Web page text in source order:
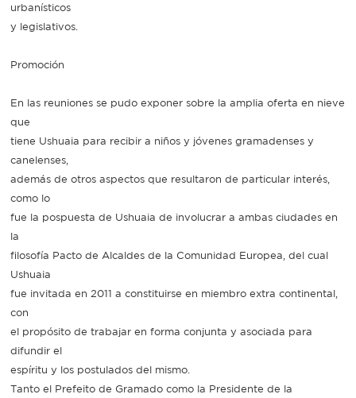
urbanísticos
y legislativos.
Promoción
En las reuniones se pudo exponer sobre la amplia oferta en nieve
que
tiene Ushuaia para recibir a niños y jóvenes gramadenses y
canelenses,
además de otros aspectos que resultaron de particular interés,
como lo
fue la pospuesta de Ushuaia de involucrar a ambas ciudades en
la
filosofía Pacto de Alcaldes de la Comunidad Europea, del cual
Ushuaia
fue invitada en 2011 a constituirse en miembro extra continental,
con
el propósito de trabajar en forma conjunta y asociada para
difundir el
espíritu y los postulados del mismo.
Tanto el Prefeito de Gramado como la Presidente de la